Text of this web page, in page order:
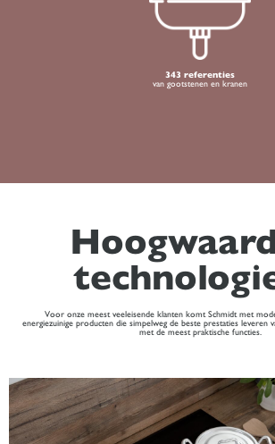
343 referenties
van gootstenen en kranen
Voor onze meest veeleisende klanten komt Schmidt met
energiezuinige producten die simpelweg de beste prestaties leveren
met de meest praktische functies.